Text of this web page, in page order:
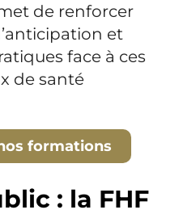
de renforcer
et
face à ces
de santé
formations
: la FHF